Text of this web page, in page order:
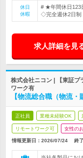
休日
休暇
# ★年間休日123
◇完全週休2日
求人詳細を見
株式会社ニコン | 【東証
ワーク有
【物流総合職（物流
正社員 業種未経験OK
リモートワーク可 女性の
情報更新日：2026/07/24 終